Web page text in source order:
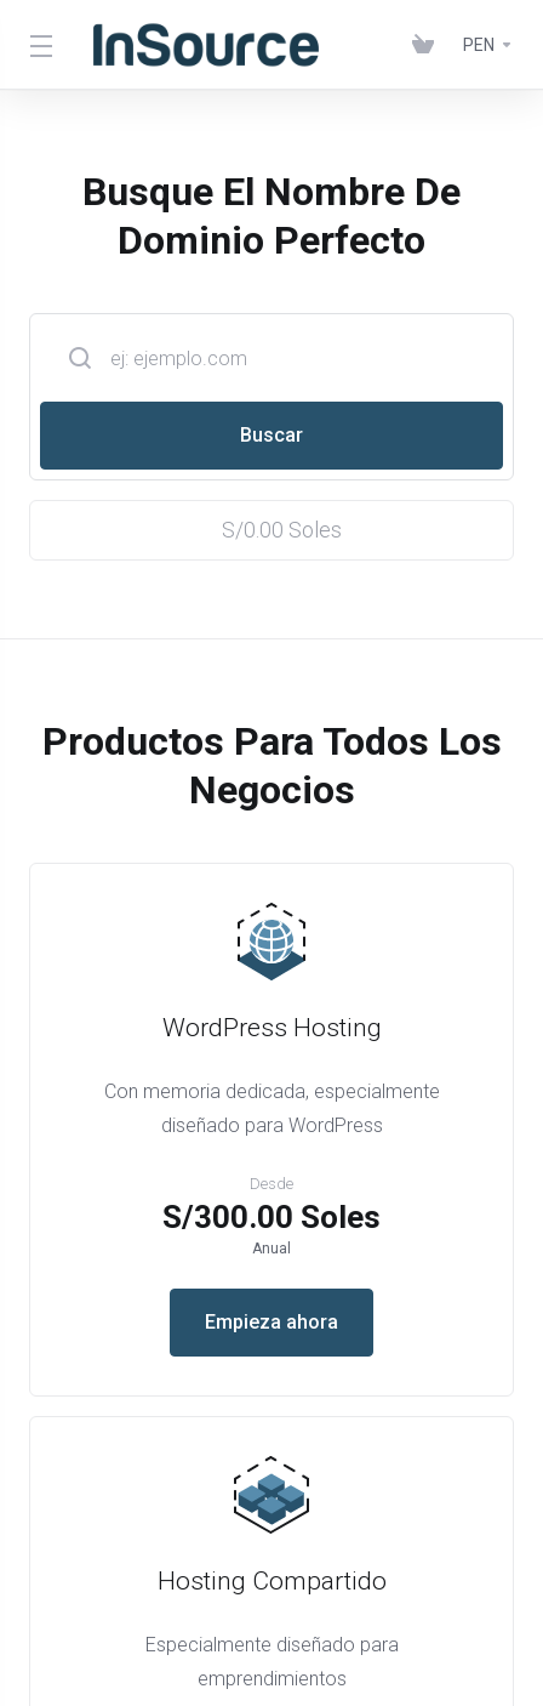
PEN
Busque El Nombre De
Dominio Perfecto
S/0.00 Soles
Productos Para Todos Los
Negocios
WordPress Hosting
Con memoria dedicada, especialmente
diseñado para WordPress
Desde
S/300.00 Soles
Anual
Empieza ahora
Hosting Compartido
Especialmente diseñado para
emprendimientos